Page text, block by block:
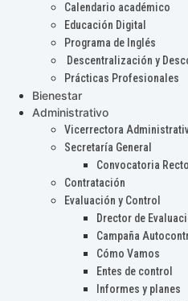
Calendario académico
Educación Digital
Programa de Inglés
Descentralización y
Prácticas Profesionales
Bienestar
Administrativo
Vicerrectora
Secretaría General
Convocatoria
Contratación
Evaluación y Control
Drector de
Campaña
Cómo Vamos
Entes de control
Informes y planes